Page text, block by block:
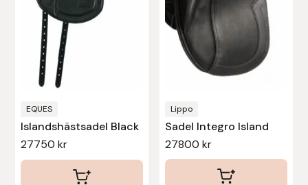
EQUES
Islandshästsadel Black
27750kr
olika
alternativen
väljas
produktsidan
Lippo
Sadel Integro Island
27800 kr
olika
alternativen
kan
produktsidan